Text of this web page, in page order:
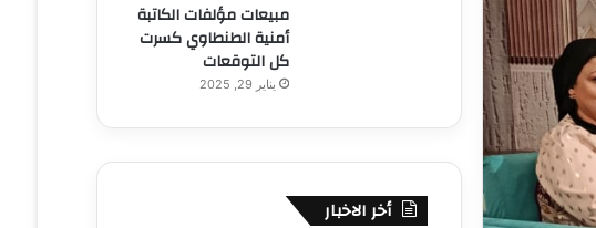
مبيعات مؤلفات الكاتبة
أمنية الطنطاوي كسرت
كل التوقعات
يناير 29, 2025
أخر الاخبار